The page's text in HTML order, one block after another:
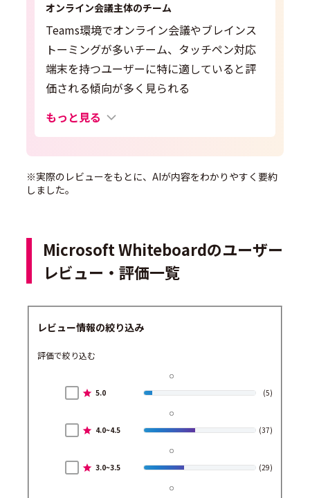
オンライン会議主体のチーム
Teams環境でオンライン会議やブレインス
トーミングが多いチーム、タッチペン対応
端末を持つユーザーに特に適していると評
価される傾向が多く見られる
もっと見る
※実際のレビューをもとに、AIが内容をわかりやすく要約
しました。
Microsoft Whiteboardのユーザー
レビュー・評価一覧
レビュー情報の絞り込み
評価で絞り込む
5.0 (5)
4.0~4.5 (37)
3.0~3.5 (29)